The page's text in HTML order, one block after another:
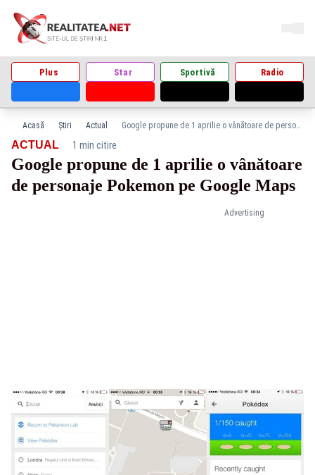
Plus Star Sportivă Radio
Acasă Știri Actual Google propune de 1 aprilie o vânătoare de personaje Pokemon pe Google Maps
Advertising
ACTUAL· 1 min citire
Google propune de 1 aprilie o vânătoare
de personaje Pokemon pe Google Maps